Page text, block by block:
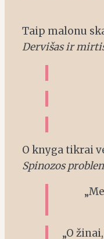
Taip malonu
Dervišas ir
O knyga tikrai
Spinozos
„O